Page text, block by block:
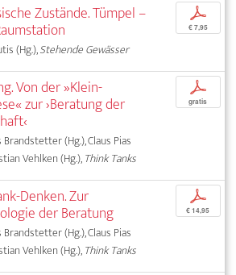
Zustände. Tümpel –
(Hg.),Stehende Gewässer
p
€ 7,95
Von der »Klein-
zur ›Beratung der
Brandstetter (Hg.), Claus Pias
Vehlken (Hg.),Think Tanks
p
gratis
Denken. Zur
der Beratung
Brandstetter (Hg.), Claus Pias
Vehlken (Hg.),Think Tanks
p
€ 14,95